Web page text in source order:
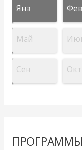
Янв Фев
Май
Сен Окт
ПРОГРАММЫ